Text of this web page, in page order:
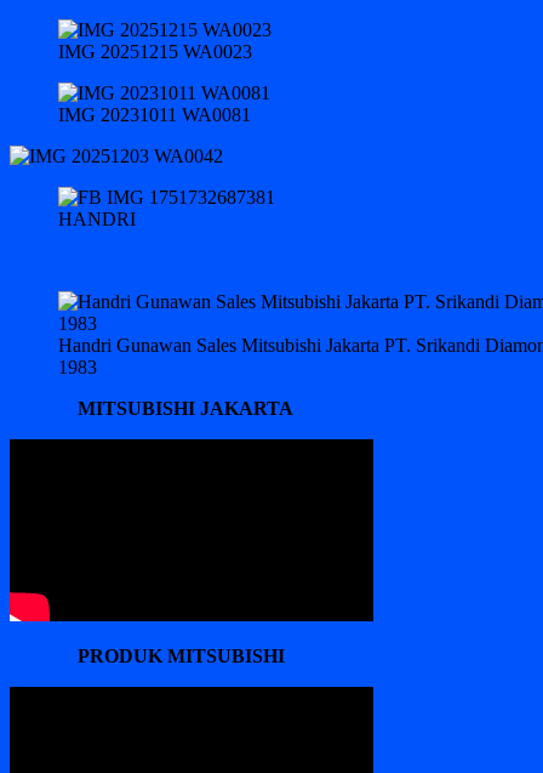
IMG 20251215 WA0023
IMG 20231011 WA0081
HANDRI
Handri Gunawan Sales Mitsubishi Jakarta PT. Srikandi
1983
MITSUBISHI JAKARTA
PRODUK MITSUBISHI